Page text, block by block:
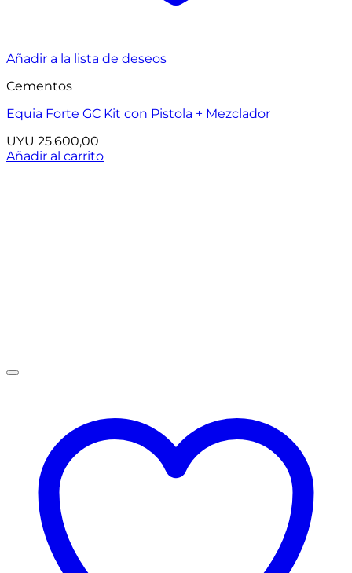
Añadir a la lista de deseos
Cementos
Equia Forte GC Kit con Pistola + Mezclador
UYU 25.600,00
Añadir al carrito